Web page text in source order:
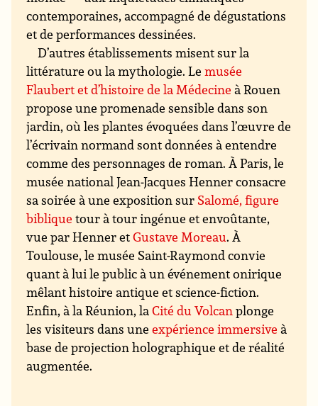
contemporaines, accompagné de dégustations
et de performances dessinées.
D’autres établissements misent sur la
littérature ou la mythologie. Lemusée
Flaubert et d’histoire de la Médecine à Rouen
propose une promenade sensible dans son
jardin, où les plantes évoquées dans l’œuvre de
l’écrivain normand sont données à entendre
comme des personnages de roman. À Paris, le
musée national Jean-Jacques Henner consacre
sa soirée à une exposition sur Salomé, figure
biblique tour à tour ingénue et envoûtante,
vue par Henner etGustave Moreau. À
Toulouse, le musée Saint-Raymond convie
quant à lui le public à un événement onirique
mêlant histoire antique et science-fiction.
Enfin, à la Réunion, laCité du Volcanplonge
les visiteurs dans uneexpérience immersive à
base de projection holographique et de réalité
augmentée.